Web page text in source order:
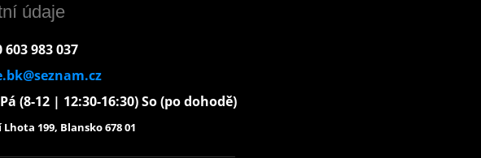
údaje
603 983 037
(8-12 | 12:30-16:30) So (po dohodě)
199, Blansko 678 01